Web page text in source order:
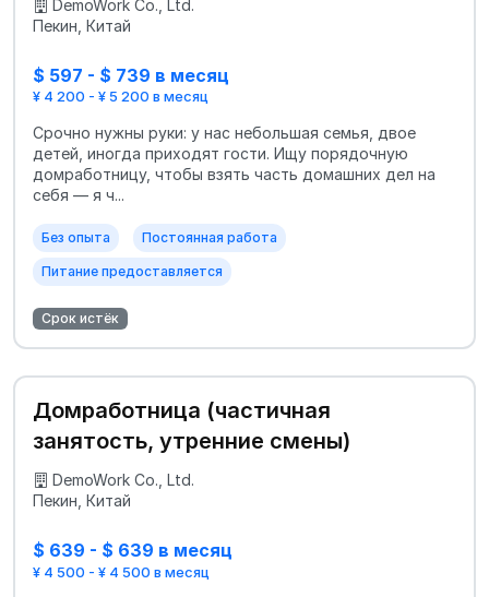
DemoWork Co., Ltd.
Пекин, Китай
$ 597 - $ 739 в месяц
¥ 4 200 - ¥ 5 200 в месяц
Срочно нужны руки: у нас небольшая семья, двое
детей, иногда приходят гости. Ищу порядочную
домработницу, чтобы взять часть домашних дел на
себя — я ч...
Без опыта Постоянная работа
Питание предоставляется
Срок истёк
Домработница (частичная
занятость, утренние смены)
DemoWork Co., Ltd.
Пекин, Китай
$ 639 - $ 639 в месяц
¥ 4 500 - ¥ 4 500 в месяц